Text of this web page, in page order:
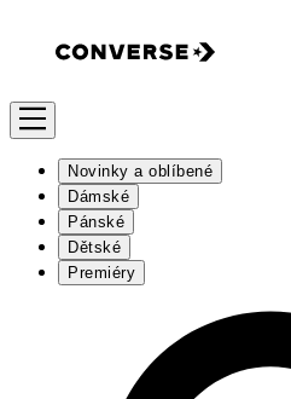
Novinky a oblíbené
Dámské
Pánské
Dětské
Premiéry